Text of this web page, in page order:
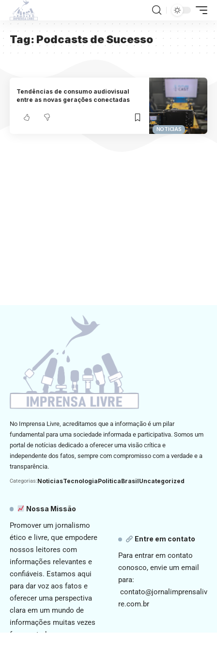
Tag: Podcasts de Sucesso
NOTICIAS
Tendências de consumo audiovisual
entre as novas gerações conectadas
No Imprensa Livre, acreditamos que a informação é um pilar
fundamental para uma sociedade informada e participativa. Somos um
portal de notícias dedicado a oferecer uma visão crítica e
independente dos fatos, sempre com compromisso com a verdade e a
transparência.
Categorias:NoticiasTecnologiaPoliticaBrasilUncategorized
Nossa Missão
Promover um jornalismo
ético e livre, que empodere
nossos leitores com
informações relevantes e
confiáveis. Estamos aqui
para dar voz aos fatos e
oferecer uma perspectiva
clara em um mundo de
informações muitas vezes
fragmentadas.
Entre em contato
Para entrar em contato
conosco, envie um email
para:
contato@jornalimprensaliv
re.com.br